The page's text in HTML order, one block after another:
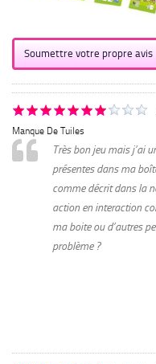
Soumettre votre propre avis
Manque De Tuiles
Très bon jeu mais j’ai
présentes dans ma
comme décrit dans la
action en interaction
ma boite ou d’autres
problème ?